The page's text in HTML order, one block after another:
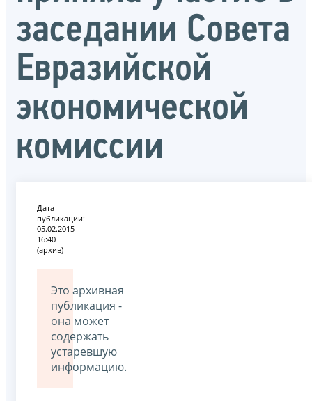
заседании Совета
Евразийской
экономической
комиссии
Дата
публикации:
05.02.2015
16:40
(архив)
Это архивная
публикация -
она может
содержать
устаревшую
информацию.